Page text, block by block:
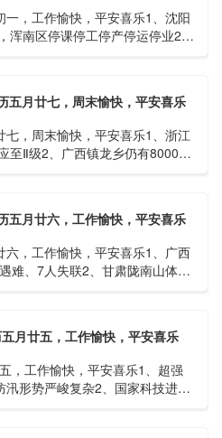
，工作愉快，平安喜乐1、沈阳
浑南区停课停工停产停运停业2、
五月廿七，周末愉快，平安喜乐
，周末愉快，平安喜乐1、浙江
至Ⅱ级2、广西镇龙乡仍有8000多
五月廿六，工作愉快，平安喜乐
，工作愉快，平安喜乐1、广西
难、7人失联2、甘肃陇南山体滑
月廿五，工作愉快，平安喜乐
，工作愉快，平安喜乐1、超强
汛形势严峻复杂2、国家科技进步